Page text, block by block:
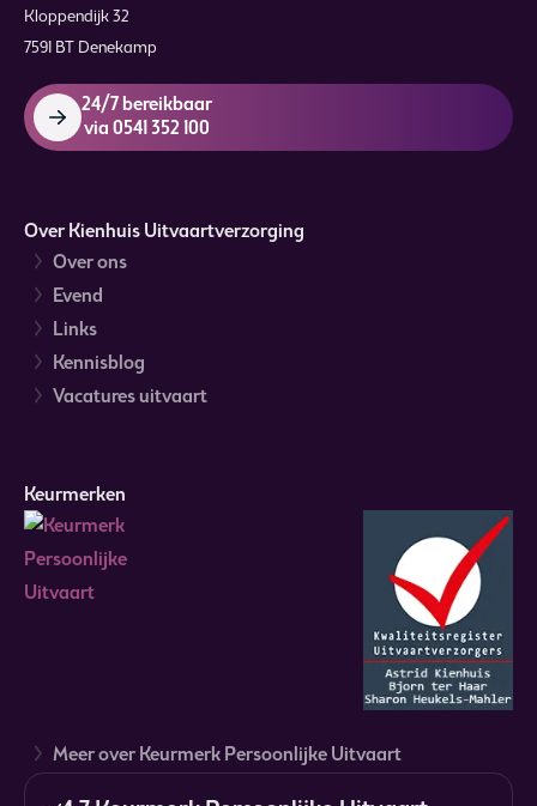
Kloppendijk 32
7591 BT Denekamp
24/7 bereikbaar
via 0541 352 100
Over Kienhuis Uitvaartverzorging
Over ons
Evend
Links
Kennisblog
Vacatures uitvaart
Keurmerken
Meer over Keurmerk Persoonlijke Uitvaart